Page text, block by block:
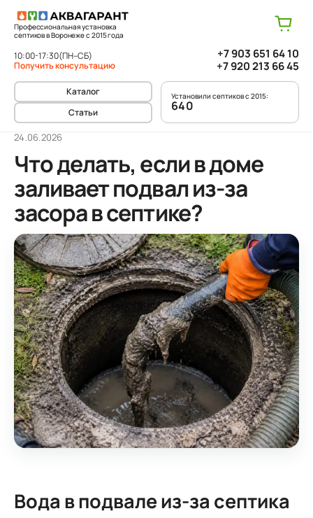
Профессиональная установка
септиков в Воронеже с 2015 года
Каталог
Статьи
Установили септиков с 2015:
640
10:00-17:30(ПН–СБ)
Получить консультацию
+7 903 651 64 10
+7 920 213 66 45
24.06.2026
Что делать, если в доме
заливает подвал из-за
засора в септике?
Вода в подвале из-за септика